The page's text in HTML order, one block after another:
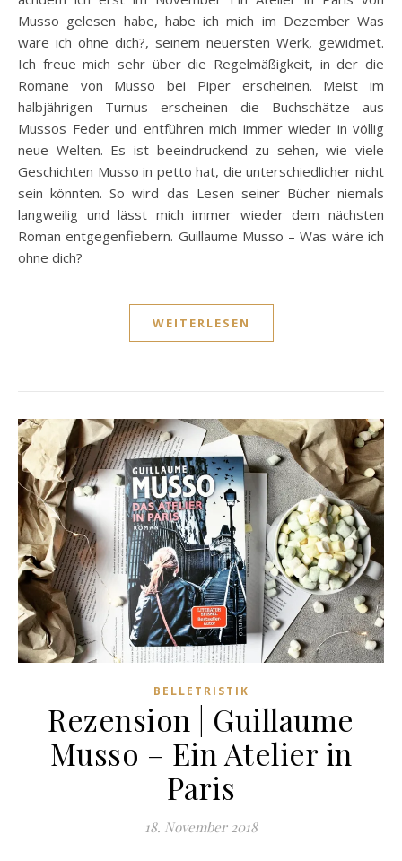
Musso gelesen habe, habe ich mich im Dezember Was
wäre ich ohne dich?, seinem neuersten Werk, gewidmet.
Ich freue mich sehr über die Regelmäßigkeit, in der die
Romane von Musso bei Piper erscheinen. Meist im
halbjährigen Turnus erscheinen die Buchschätze aus
Mussos Feder und entführen mich immer wieder in völlig
neue Welten. Es ist beeindruckend zu sehen, wie viele
Geschichten Musso in petto hat, die unterschiedlicher nicht
sein könnten. So wird das Lesen seiner Bücher niemals
langweilig und lässt mich immer wieder dem nächsten
Roman entgegenfiebern. Guillaume Musso – Was wäre ich
ohne dich?
WEITERLESEN
BELLETRISTIK
Rezension | Guillaume
Musso – Ein Atelier in
Paris
18. November 2018